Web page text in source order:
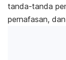
tanda-tanda
pernafasan,